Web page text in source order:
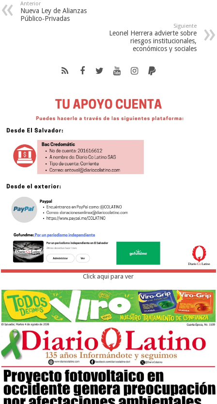
Anterior
Nueva Ley de Alianzas
Público‑Privadas
Siguiente
Leonel Herrera advierte sobre
riesgos institucionales,
económicos y sociales
Click aqui para ver